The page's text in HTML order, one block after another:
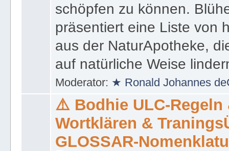
schöpfen zu können.
präsentiert eine Liste von
aus der NaturApotheke,
auf natürliche Weise
Moderator: ★ Ronald Johannes
⚠️ Bodhie ULC-Regeln
Wortklären &
GLOSSAR-